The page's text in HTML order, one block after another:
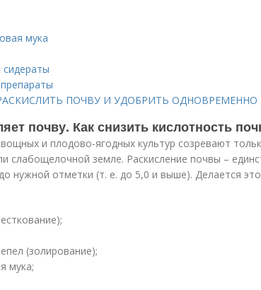
мука
сидераты
ПОЧВУ И УДОБРИТЬ ОДНОВРЕМЕННО
почву. Как снизить кислотность
и плодово-ягодных культур созревают
слабощелочной земле. Раскисление почвы –
нужной отметки (т. е. до 5,0 и выше). Делается
(золирование);
мука;